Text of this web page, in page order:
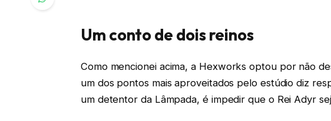
Um conto de dois reinos
Como mencionei acima, a Hexworks optou por não
um dos pontos mais aproveitados pelo estúdio diz
um detentor da Lâmpada, é impedir que o Rei Adyr